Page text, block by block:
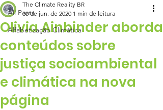
All Posts
Alfabetização Climática
Olivia Ainbinder aborda
conteúdos sobre
justiça socioambiental
e climática na nova
página
The Climate Reality BR
30 de jun. de 2020 1 min de leitura